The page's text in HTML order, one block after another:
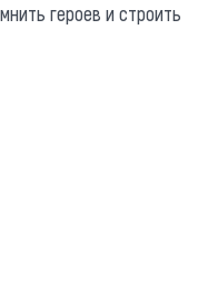
героев и строить